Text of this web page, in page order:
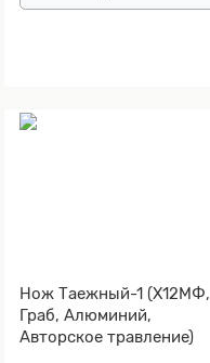
Нож Таежный-1 (Х12МФ,
Граб, Алюминий,
Авторское травление)